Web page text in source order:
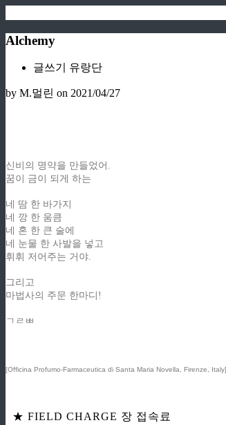
Alchemy
글쓰기 유랑단
by M.멀린 on 2021/04/27
신비의 명약을 만들었어.
꿈이 금이 되게 하는
네 땀 한 바가지
네 깡 한 움큼
네 혼 한 큰 술에
네 눈물 한 사발을 넣고
휘휘 저어주는 거야.
그리고
마법사의 주문 한마디!
ㄱㄹㅃ
[Officina Profumo-Farmaceutica di Santa Maria Novella, Firenze, Italy]
★ FIELD CHARGE 장 접속료